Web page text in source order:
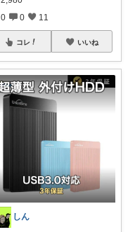
0 0 11
コレ いいね
しん